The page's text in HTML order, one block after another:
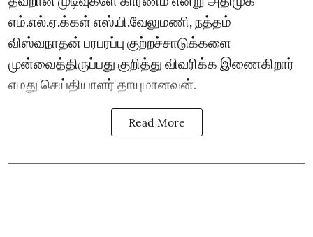
எம்.எல்.ஏ.க்கள் எஸ்.பி.வேலுமணி, ந‌த்தம்
விஸ்வநாதன் பரபரப்பு குற்றச்சாடுக்களை
முன்வைத்திருப்பது குறித்து விவரிக்க இணைகிறார்
எமது செய்தியாளர் தாயுமானவன்.
Read More